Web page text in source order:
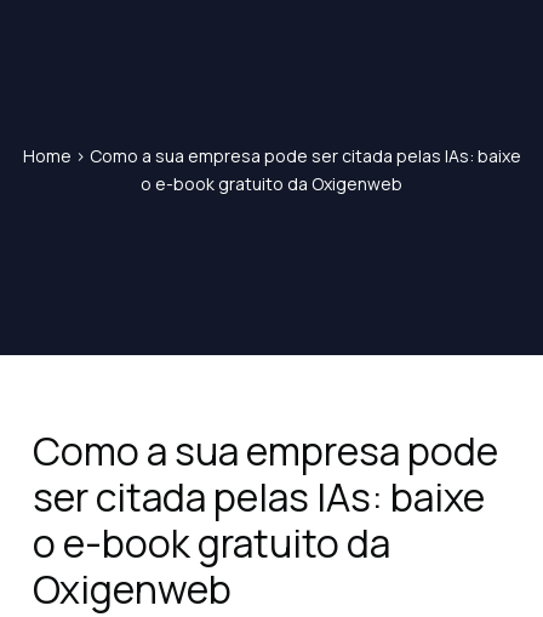
Home > Como a sua empresa pode ser citada pelas IAs: baixe
o e-book gratuito da Oxigenweb
Como a sua empresa pode
ser citada pelas IAs: baixe
o e-book gratuito da
Oxigenweb